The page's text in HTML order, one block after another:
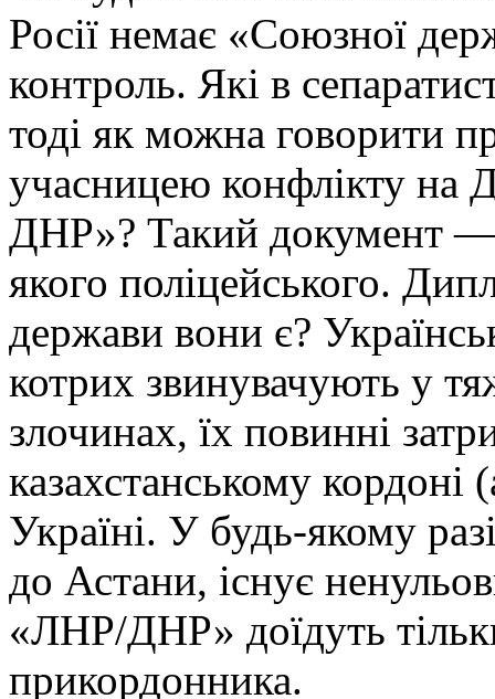
Росії немає «Союзної
контроль. Які в
тоді як можна говорити
учасницею конфлікту на
ДНР»? Такий документ —
якого поліцейського.
держави вони є?
котрих звинувачують у
злочинах, їх повинні
казахстанському
Україні. У будь-якому
до Астани, існує
«ЛНР/ДНР» доїдуть
прикордонника.